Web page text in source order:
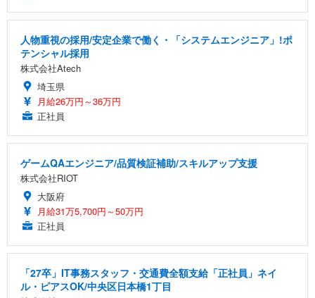
人物重視の採用/安定企業で働く・「システムエンジニア」!ポ
テンシャル採用
株式会社Atech
埼玉県
月給26万円～36万円
正社員
ゲームQAエンジニア/品質検証補助/スキルアップ支援
株式会社RIOT
大阪府
月給31万5,700円～50万円
正社員
「27卒」IT事務スタッフ・交通費全額支給「正社員」ネイ
ル・ピアスOK/中央区日本橋1丁目